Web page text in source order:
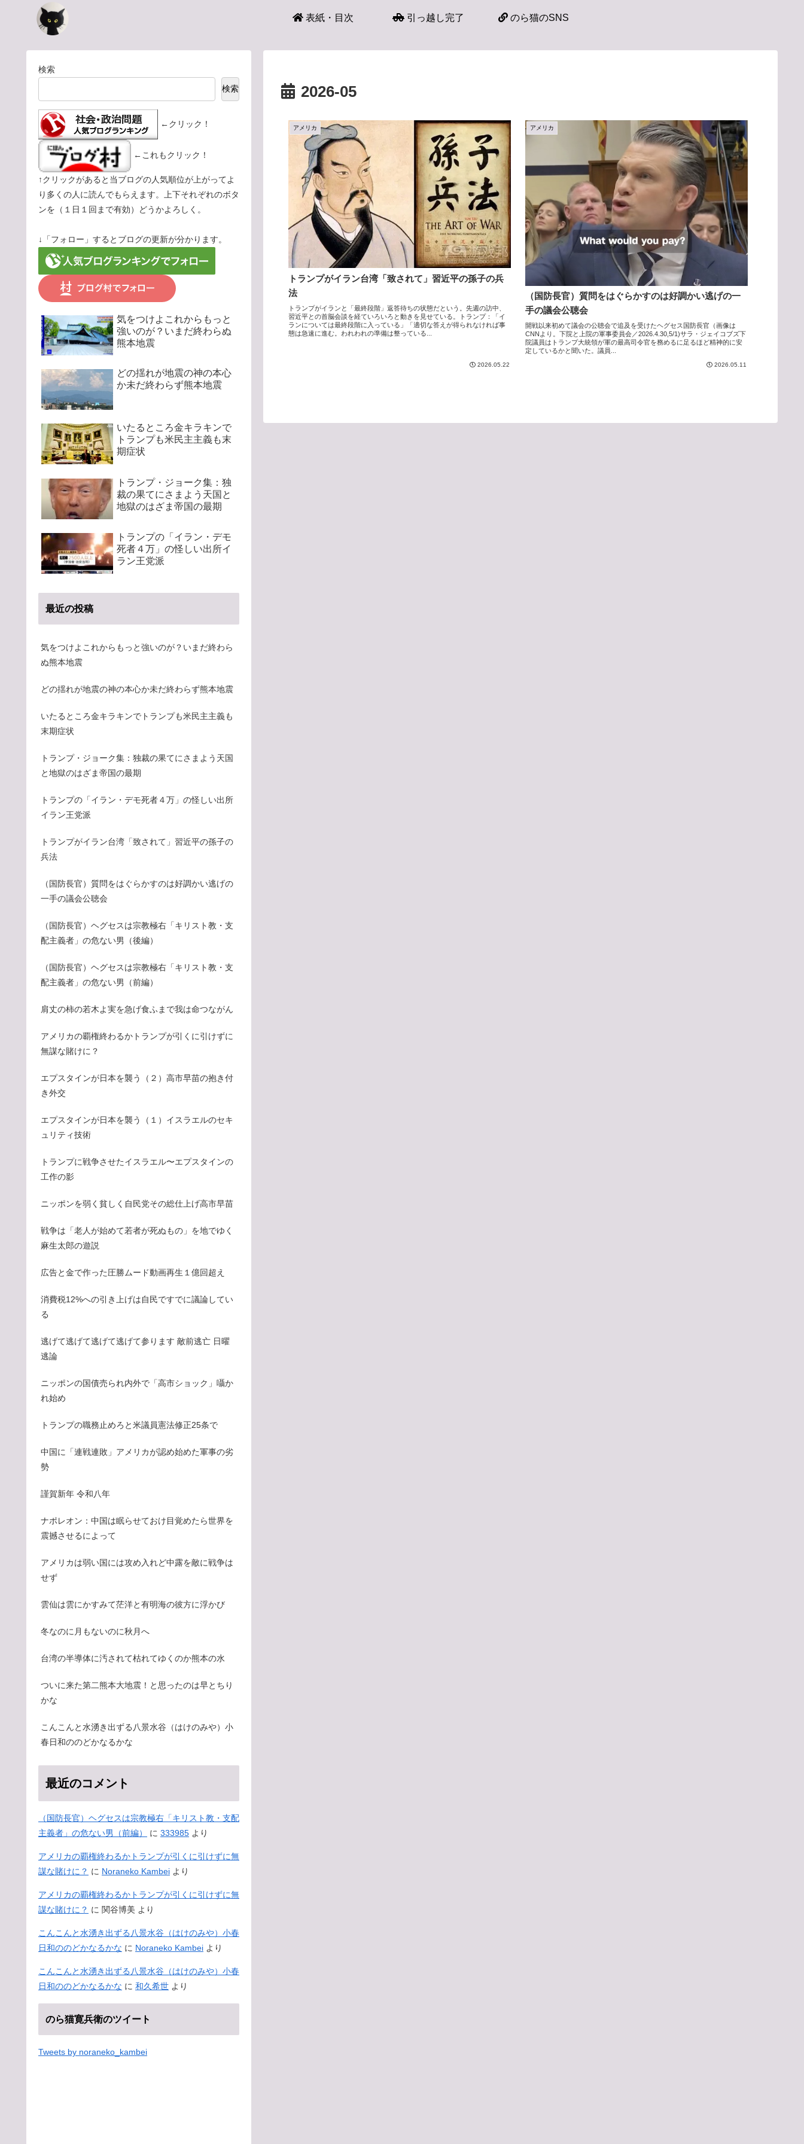
表紙・目次 引っ越し完了 のら猫のSNS
2026-05
アメリカ
トランプがイラン台湾「致されて」習近平の孫子の兵
法
トランプがイランと「最終段階」返答待ちの状態だという。先週の訪中、
習近平との首脳会談を経ていろいろと動きを見せている。トランプ：「イ
ランについては最終段階に入っている」「適切な答えが得られなければ事
態は急速に進む。われわれの準備は整っている...
2026.05.22
アメリカ
（国防長官）質問をはぐらかすのは好調かい逃げの一
手の議会公聴会
開戦以来初めて議会の公聴会で追及を受けたヘグセス国防長官（画像は
CNNより。下院と上院の軍事委員会／2026.4.30,5/1)サラ・ジェイコブズ下
院議員はトランプ大統領が軍の最高司令官を務めるに足るほど精神的に安
定しているかと聞いた。議員...
2026.05.11
検索
検索
←クリック！
←これもクリック！
↑クリックがあると当ブログの人気順位が上がってよ
り多くの人に読んでもらえます。上下それぞれのボタ
ンを（１日１回まで有効）どうかよろしく。
↓「フォロー」するとブログの更新が分かります。
気をつけよこれからもっと
強いのが？いまだ終わらぬ
熊本地震
どの揺れが地震の神の本心
か未だ終わらず熊本地震
いたるところ金キラキンで
トランプも米民主主義も末
期症状
トランプ・ジョーク集：独
裁の果てにさまよう天国と
地獄のはざま帝国の最期
トランプの「イラン・デモ
死者４万」の怪しい出所イ
ラン王党派
最近の投稿
気をつけよこれからもっと強いのが？いまだ終わら
ぬ熊本地震
どの揺れが地震の神の本心か未だ終わらず熊本地震
いたるところ金キラキンでトランプも米民主主義も
末期症状
トランプ・ジョーク集：独裁の果てにさまよう天国
と地獄のはざま帝国の最期
トランプの「イラン・デモ死者４万」の怪しい出所
イラン王党派
トランプがイラン台湾「致されて」習近平の孫子の
兵法
（国防長官）質問をはぐらかすのは好調かい逃げの
一手の議会公聴会
（国防長官）ヘグセスは宗教極右「キリスト教・支
配主義者」の危ない男（後編）
（国防長官）ヘグセスは宗教極右「キリスト教・支
配主義者」の危ない男（前編）
肩丈の柿の若木よ実を急げ食ふまで我は命つながん
アメリカの覇権終わるかトランプが引くに引けずに
無謀な賭けに？
エプスタインが日本を襲う（２）高市早苗の抱き付
き外交
エプスタインが日本を襲う（１）イスラエルのセキ
ュリティ技術
トランプに戦争させたイスラエル〜エプスタインの
工作の影
ニッポンを弱く貧しく自民党その総仕上げ高市早苗
戦争は「老人が始めて若者が死ぬもの」を地でゆく
麻生太郎の遊説
広告と金で作った圧勝ムード動画再生１億回超え
消費税12%への引き上げは自民ですでに議論してい
る
逃げて逃げて逃げて逃げて参ります 敵前逃亡 日曜
逃論
ニッポンの国債売られ内外で「高市ショック」囁か
れ始め
トランプの職務止めろと米議員憲法修正25条で
中国に「連戦連敗」アメリカが認め始めた軍事の劣
勢
謹賀新年 令和八年
ナポレオン：中国は眠らせておけ目覚めたら世界を
震撼させるによって
アメリカは弱い国には攻め入れど中露を敵に戦争は
せず
雲仙は雲にかすみて茫洋と有明海の彼方に浮かび
冬なのに月もないのに秋月へ
台湾の半導体に汚されて枯れてゆくのか熊本の水
ついに来た第二熊本大地震！と思ったのは早とちり
かな
こんこんと水湧き出ずる八景水谷（はけのみや）小
春日和ののどかなるかな
最近のコメント
（国防長官）ヘグセスは宗教極右「キリスト教・支配
主義者」の危ない男（前編）
に 333985 より
アメリカの覇権終わるかトランプが引くに引けずに無
謀な賭けに？ に Noraneko Kambei より
アメリカの覇権終わるかトランプが引くに引けずに無
謀な賭けに？ に 関谷博美 より
こんこんと水湧き出ずる八景水谷（はけのみや）小春
日和ののどかなるかな に Noraneko Kambei より
こんこんと水湧き出ずる八景水谷（はけのみや）小春
日和ののどかなるかな に 和久希世 より
のら猫寛兵衛のツイート
Tweets by noraneko_kambei